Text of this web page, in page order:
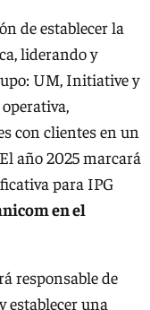
de establecer la
liderando y
UM, Initiative y
con clientes en un
año 2025 marcará
para IPG
en el
responsable de
establecer una